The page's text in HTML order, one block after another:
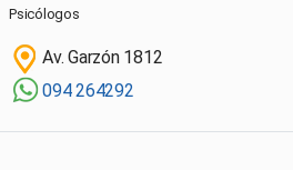
Psicólogos
Av. Garzón 1812
094 264292